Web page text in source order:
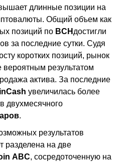
длинные позиции на
Общий объем как
позиций по BCH достигли
за последние сутки. Судя
коротких позиций, рынок
вероятным результатом
актива. За последние
увеличилась более
двухмесячного
.
результатов
разделена на две
ABC, сосредоточенную на